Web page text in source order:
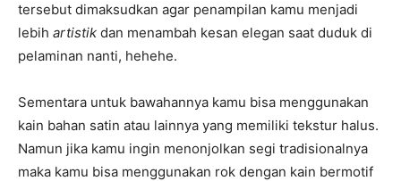
tersebut dimaksudkan agar penampilan kamu menjadi
lebih artistik dan menambah kesan elegan saat duduk di
pelaminan nanti, hehehe.
Sementara untuk bawahannya kamu bisa menggunakan
kain bahan satin atau lainnya yang memiliki tekstur halus.
Namun jika kamu ingin menonjolkan segi tradisionalnya
maka kamu bisa menggunakan rok dengan kain bermotif